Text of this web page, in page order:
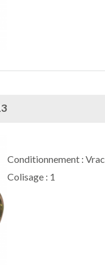
Conditionnement : Vrac
Colisage : 1